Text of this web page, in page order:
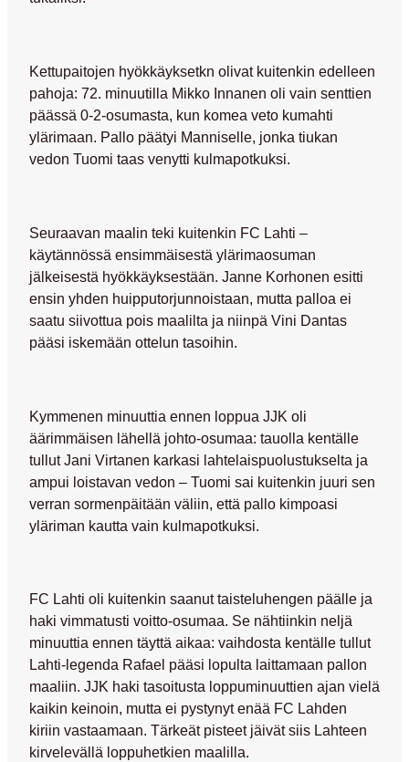
Kettupaitojen hyökkäyksetkn olivat kuitenkin edelleen
pahoja: 72. minuutilla Mikko Innanen oli vain senttien
päässä 0-2-osumasta, kun komea veto kumahti
ylärimaan. Pallo päätyi Manniselle, jonka tiukan
vedon Tuomi taas venytti kulmapotkuksi.
Seuraavan maalin teki kuitenkin FC Lahti –
käytännössä ensimmäisestä ylärimaosuman
jälkeisestä hyökkäyksestään. Janne Korhonen esitti
ensin yhden huipputorjunnoistaan, mutta palloa ei
saatu siivottua pois maalilta ja niinpä Vini Dantas
pääsi iskemään ottelun tasoihin.
Kymmenen minuuttia ennen loppua JJK oli
äärimmäisen lähellä johto-osumaa: tauolla kentälle
tullutJani Virtanen karkasi lahtelaispuolustukselta ja
ampui loistavan vedon – Tuomi sai kuitenkin juuri sen
verran sormenpäitään väliin, että pallo kimpoasi
yläriman kautta vain kulmapotkuksi.
FC Lahti oli kuitenkin saanut taisteluhengen päälle ja
haki vimmatusti voitto-osumaa. Se nähtiinkin neljä
minuuttia ennen täyttä aikaa: vaihdosta kentälle tullut
Lahti-legenda Rafael pääsi lopulta laittamaan pallon
maaliin. JJK haki tasoitusta loppuminuuttien ajan vielä
kaikin keinoin, mutta ei pystynyt enää FC Lahden
kiriin vastaamaan. Tärkeät pisteet jäivät siis Lahteen
kirvelevällä loppuhetkien maalilla.